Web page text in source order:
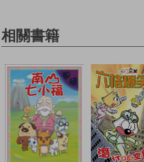
相關書籍